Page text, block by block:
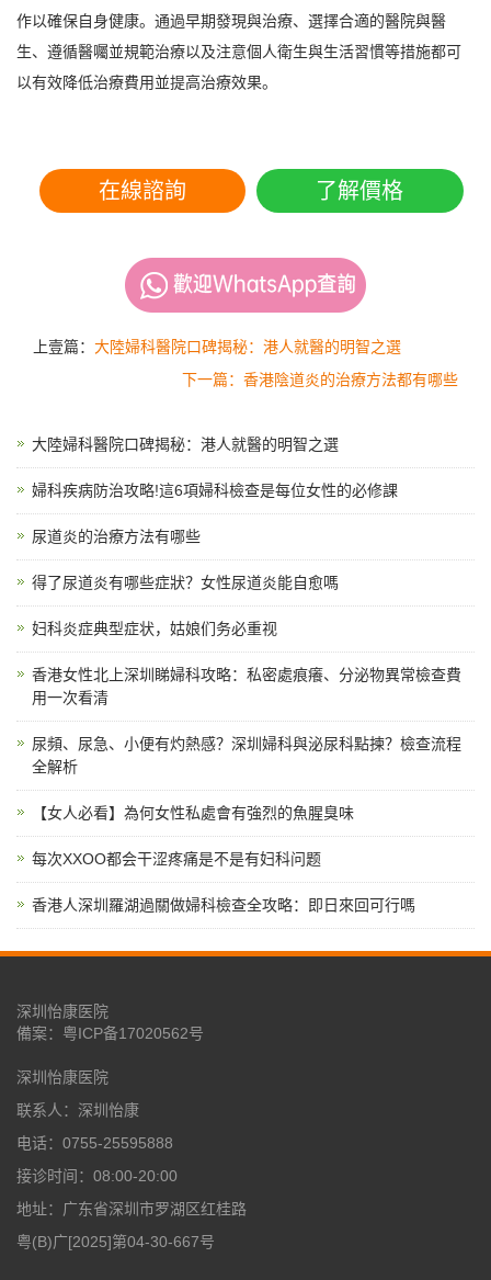
作以確保自身健康。通過早期發現與治療、選擇合適的醫院與醫
生、遵循醫囑並規範治療以及注意個人衛生與生活習慣等措施都可
以有效降低治療費用並提高治療效果。
在線諮詢 了解價格
上壹篇： 大陸婦科醫院口碑揭秘：港人就醫的明智之選
下一篇：香港陰道炎的治療方法都有哪些
大陸婦科醫院口碑揭秘：港人就醫的明智之選
婦科疾病防治攻略!這6項婦科檢查是每位女性的必修課
尿道炎的治療方法有哪些
得了尿道炎有哪些症狀？女性尿道炎能自愈嗎
妇科炎症典型症状，姑娘们务必重视
香港女性北上深圳睇婦科攻略：私密處痕癢、分泌物異常檢查費
用一次看清
尿頻、尿急、小便有灼熱感？深圳婦科與泌尿科點揀？檢查流程
全解析
【女人必看】為何女性私處會有強烈的魚腥臭味
每次XXOO都会干涩疼痛是不是有妇科问题
香港人深圳羅湖過關做婦科檢查全攻略：即日來回可行嗎
深圳怡康医院
備案： 粤ICP备17020562号
深圳怡康医院
联系人：深圳怡康
电话：0755-25595888
接诊时间：08:00-20:00
地址：广东省深圳市罗湖区红桂路
粤(B)广[2025]第04-30-667号